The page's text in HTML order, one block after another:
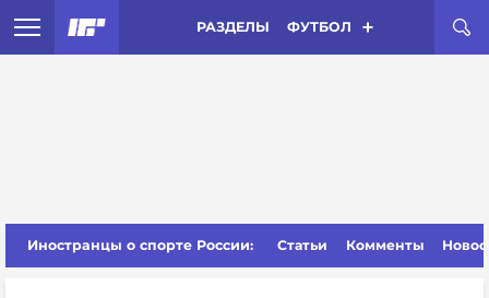
РАЗДЕЛЫ ФУТБОЛ
Иностранцы о спорте России: Статьи Комменты